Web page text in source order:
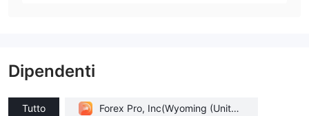
Dipendenti
Tutto Forex Pro, Inc(Wyoming (United